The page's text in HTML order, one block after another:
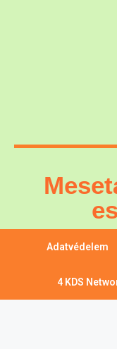
Adatvédelem
4 KDS